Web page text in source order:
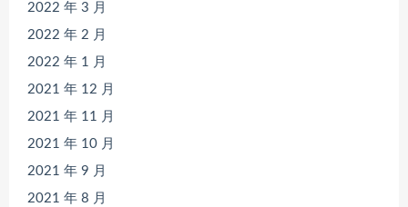
2022 年 3 月
2022 年 2 月
2022 年 1 月
2021 年 12 月
2021 年 11 月
2021 年 10 月
2021 年 9 月
2021 年 8 月